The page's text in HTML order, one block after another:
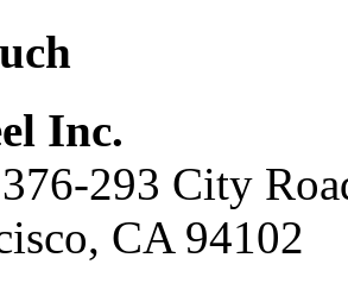
Inc.
293 City
CA 94102